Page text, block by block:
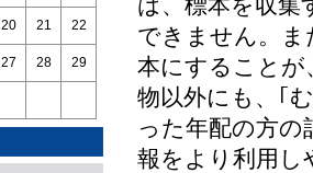
20 21 22
27 28 29
は、標本を収集
できません。
本にすることが
物以外にも、｢
った年配の方
報をより利用し